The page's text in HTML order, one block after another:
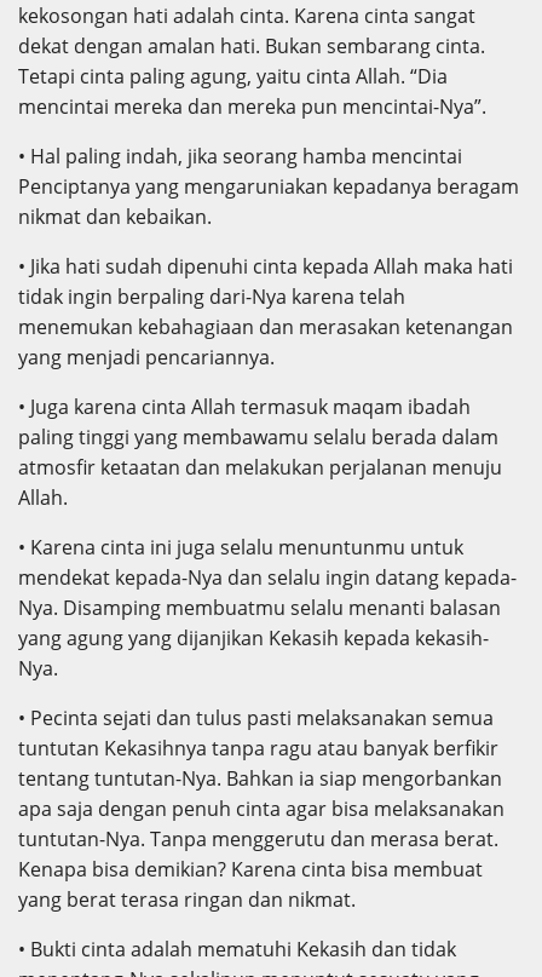
kekosongan hati adalah cinta. Karena cinta sangat
dekat dengan amalan hati. Bukan sembarang cinta.
Tetapi cinta paling agung, yaitu cinta Allah. “Dia
mencintai mereka dan mereka pun mencintai-Nya”.
• Hal paling indah, jika seorang hamba mencintai
Penciptanya yang mengaruniakan kepadanya beragam
nikmat dan kebaikan.
• Jika hati sudah dipenuhi cinta kepada Allah maka hati
tidak ingin berpaling dari-Nya karena telah
menemukan kebahagiaan dan merasakan ketenangan
yang menjadi pencariannya.
• Juga karena cinta Allah termasuk maqam ibadah
paling tinggi yang membawamu selalu berada dalam
atmosfir ketaatan dan melakukan perjalanan menuju
Allah.
• Karena cinta ini juga selalu menuntunmu untuk
mendekat kepada-Nya dan selalu ingin datang kepada-
Nya. Disamping membuatmu selalu menanti balasan
yang agung yang dijanjikan Kekasih kepada kekasih-
Nya.
• Pecinta sejati dan tulus pasti melaksanakan semua
tuntutan Kekasihnya tanpa ragu atau banyak berfikir
tentang tuntutan-Nya. Bahkan ia siap mengorbankan
apa saja dengan penuh cinta agar bisa melaksanakan
tuntutan-Nya. Tanpa menggerutu dan merasa berat.
Kenapa bisa demikian? Karena cinta bisa membuat
yang berat terasa ringan dan nikmat.
• Bukti cinta adalah mematuhi Kekasih dan tidak